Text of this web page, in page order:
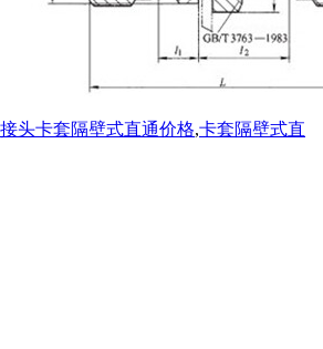
头卡套隔壁式直通价格,卡套隔壁式直